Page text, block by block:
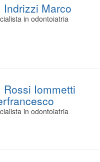
Indrizzi Marco
in odontoiatria
Rossi Iommetti
in odontoiatria